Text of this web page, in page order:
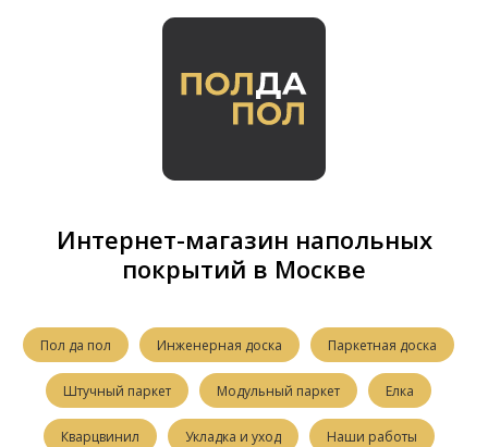
Интернет-магазин напольных
покрытий в Москве
Пол да пол Инженерная доска Паркетная доска
Штучный паркет Модульный паркет Елка
Кварцвинил Укладка и уход Наши работы